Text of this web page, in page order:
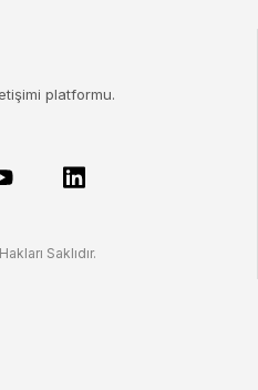
platformu.
Saklıdır.